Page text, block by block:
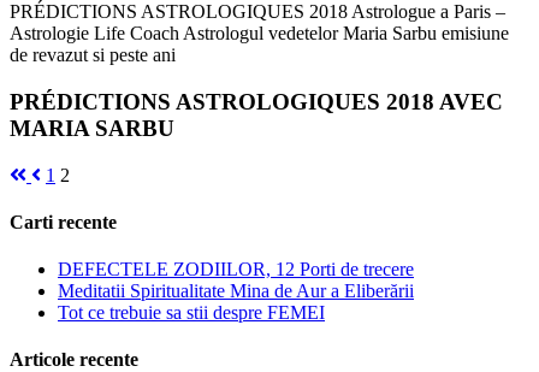
PRÉDICTIONS ASTROLOGIQUES 2018 Astrologue a Paris –
Astrologie Life Coach Astrologul vedetelor Maria Sarbu emisiune
de revazut si peste ani
PRÉDICTIONS ASTROLOGIQUES 2018 AVEC
MARIA SARBU
1 2
Carti recente
DEFECTELE ZODIILOR, 12 Porti de trecere
Meditatii Spiritualitate Mina de Aur a Eliberării
Tot ce trebuie sa stii despre FEMEI
Articole recente